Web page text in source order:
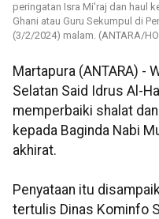
peringatan Isra Mi'raj dan haul
Ghani atau Guru Sekumpul di
(3/2/2024) malam. (ANTARA/
Martapura (ANTARA) -
Selatan Said Idrus Al-
memperbaiki shalat
kepada Baginda Nabi
akhirat.
Penyataan itu
tertulis Dinas Kominfo